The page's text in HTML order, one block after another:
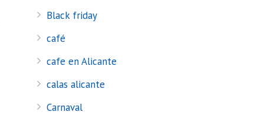
Black friday
café
cafe en Alicante
calas alicante
Carnaval